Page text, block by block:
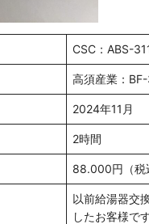
CSC：ABS-
高須産業：
2024年11月
2時間
88.000円（税
以前給湯器交
したお客様で